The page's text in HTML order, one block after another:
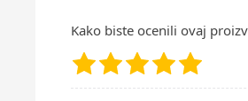
Kako biste ocenili ovaj